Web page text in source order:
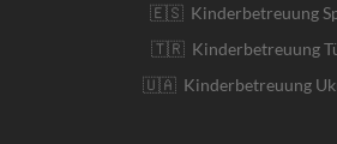
🇪🇸 Kinderbetreuung
🇹🇷 Kinderbetreuung
🇺🇦 Kinderbetreuung